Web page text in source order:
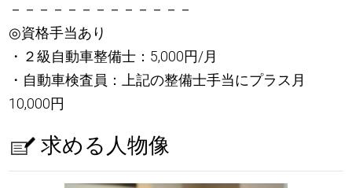
－－－－－－－－－－－－－
◎資格手当あり
・２級自動車整備士：5,000円/月
・自動車検査員：上記の整備士手当にプラス月
10,000円
求める人物像